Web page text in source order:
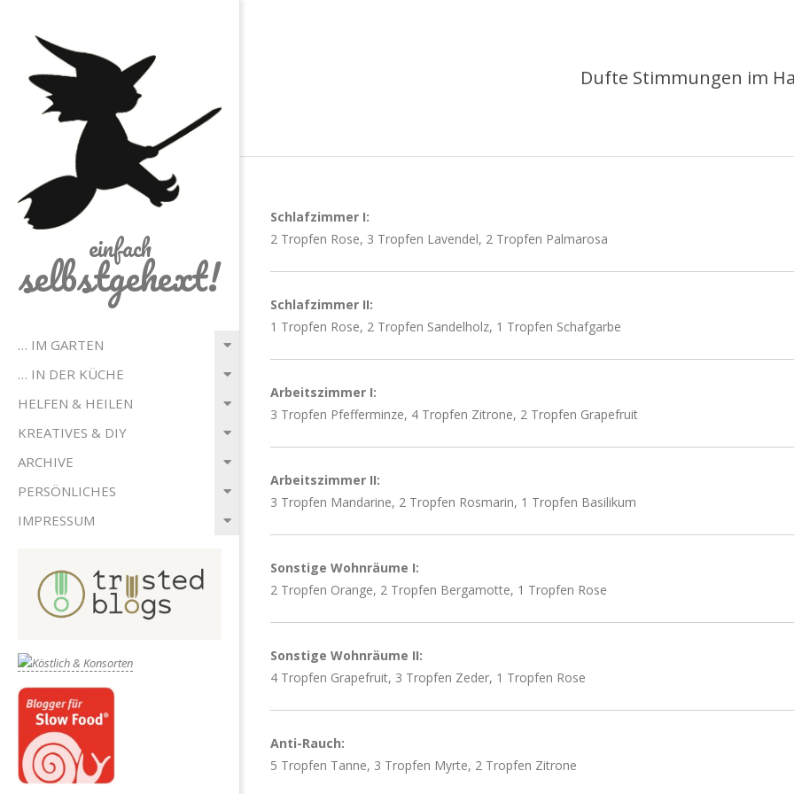
einfach
selbstgehext!
Primary
… IM GARTEN
… IN DER KÜCHE
HELFEN & HEILEN
KREATIVES & DIY
ARCHIVE
PERSÖNLICHES
IMPRESSUM
Dufte Stimmungen im
Schlafzimmer I:
2 Tropfen Rose, 3 Tropfen Lavendel, 2 Tropfen Palmarosa
Schlafzimmer II:
1 Tropfen Rose, 2 Tropfen Sandelholz, 1 Tropfen Schafgarbe
Arbeitszimmer I:
3 Tropfen Pfefferminze, 4 Tropfen Zitrone, 2 Tropfen Grapefruit
Arbeitszimmer II:
3 Tropfen Mandarine, 2 Tropfen Rosmarin, 1 Tropfen Basilikum
Sonstige Wohnräume I:
2 Tropfen Orange, 2 Tropfen Bergamotte, 1 Tropfen Rose
Sonstige Wohnräume II:
4 Tropfen Grapefruit, 3 Tropfen Zeder, 1 Tropfen Rose
Anti-Rauch:
5 Tropfen Tanne, 3 Tropfen Myrte, 2 Tropfen Zitrone